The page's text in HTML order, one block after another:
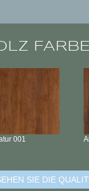
001
SIE DIE